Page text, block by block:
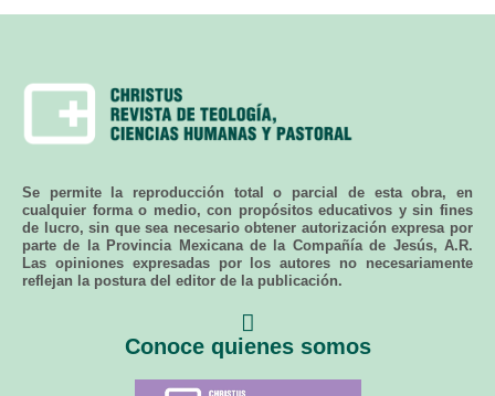
Se permite la reproducción total o parcial de esta obra, en
cualquier forma o medio, con propósitos educativos y sin fines
de lucro, sin que sea necesario obtener autorización expresa por
parte de la Provincia Mexicana de la Compañía de Jesús, A.R.
Las opiniones expresadas por los autores no necesariamente
reflejan la postura del editor de la publicación.
Conoce quienes somos